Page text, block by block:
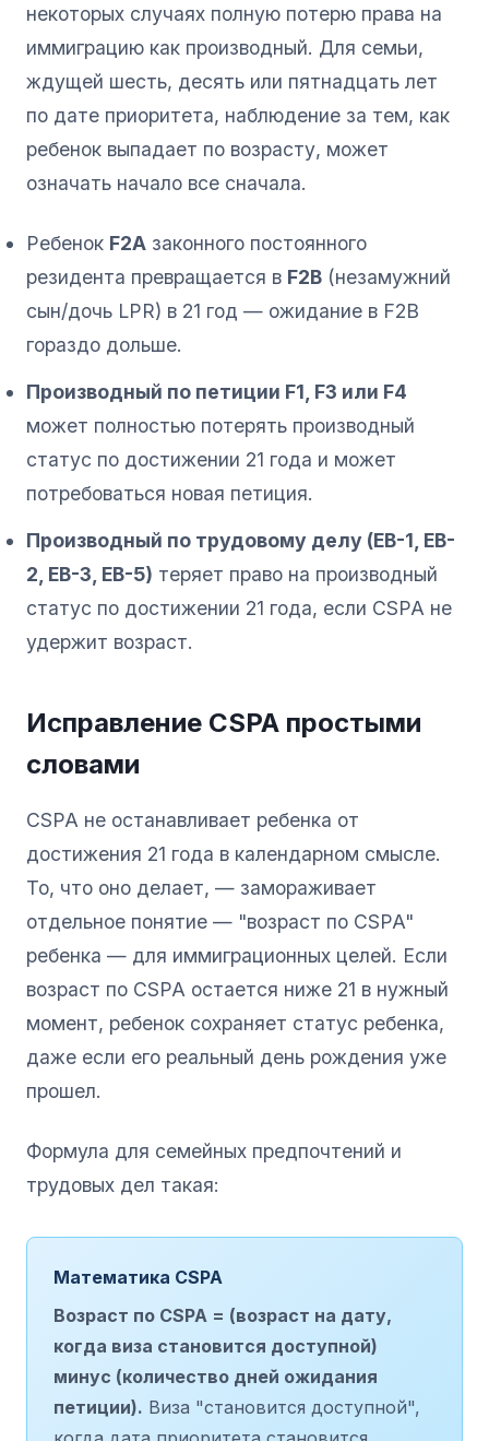
некоторых случаях полную потерю права на
иммиграцию как производный. Для семьи,
ждущей шесть, десять или пятнадцать лет
по дате приоритета, наблюдение за тем, как
ребенок выпадает по возрасту, может
означать начало все сначала.
Ребенок F2A законного постоянного
резидента превращается в F2B (незамужний
сын/дочь LPR) в 21 год — ожидание в F2B
гораздо дольше.
Производный по петиции F1, F3 или F4
может полностью потерять производный
статус по достижении 21 года и может
потребоваться новая петиция.
Производный по трудовому делу (EB-1, EB-
2, EB-3, EB-5) теряет право на производный
статус по достижении 21 года, если CSPA не
удержит возраст.
Исправление CSPA простыми
словами
CSPA не останавливает ребенка от
достижения 21 года в календарном смысле.
То, что оно делает, — замораживает
отдельное понятие — "возраст по CSPA"
ребенка — для иммиграционных целей. Если
возраст по CSPA остается ниже 21 в нужный
момент, ребенок сохраняет статус ребенка,
даже если его реальный день рождения уже
прошел.
Формула для семейных предпочтений и
трудовых дел такая:
Математика CSPA
Возраст по CSPA = (возраст на дату,
когда виза становится доступной)
минус (количество дней ожидания
петиции). Виза "становится доступной",